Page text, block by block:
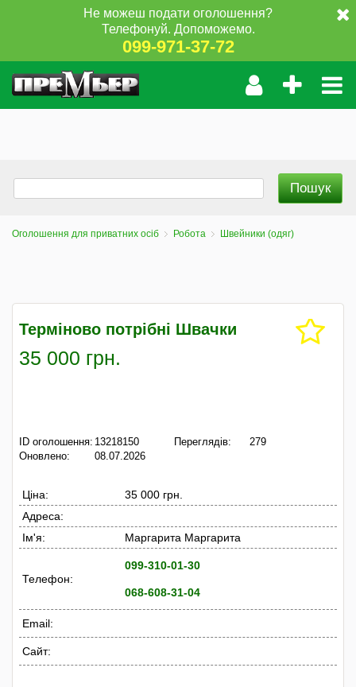
Не можеш подати оголошення?
Телефонуй. Допоможемо.
099-971-37-72
Оголошення для приватних осіб Робота Швейники (одяг)
Терміново потрібні Швачки
35 000 грн.
ID оголошення: 13218150
Оновлено:
08.07.2026
Переглядів: 279
Ціна:
35 000 грн.
Адреса:
Ім'я:
Маргарита Маргарита
Телефон:
099-310-01-30
068-608-31-04
Email:
Сайт: